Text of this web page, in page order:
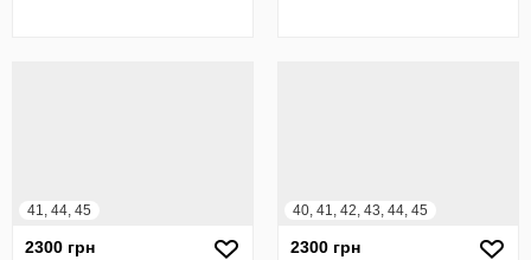
41, 44, 45
2300 грн
40, 41, 42, 43, 44, 45
2300 грн